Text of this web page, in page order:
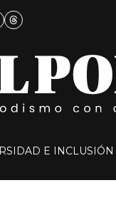
E INCLUSIÓN